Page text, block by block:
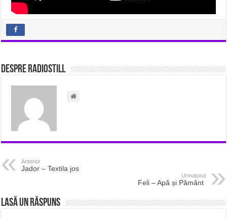
Despre radiostill
Anterior
Jador – Textila jos
Urmatorul
Feli – Apă și Pământ
Lasă un răspuns